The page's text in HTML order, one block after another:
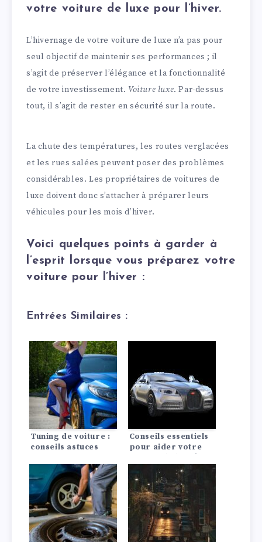
votre voiture de luxe pour l’hiver.
L’hivernage de votre voiture de luxe n’a pas pour
seul objectif de maintenir ses performances ; il
s’agit de préserver l’élégance et la fonctionnalité
de votre investissement. Voiture luxe. Par-dessus
tout, il s’agit de rester en sécurité sur la route.
La chute des températures, les routes verglacées
et les rues salées peuvent poser des problèmes
considérables. Les propriétaires de voitures de
luxe doivent donc s’attacher à préparer leurs
véhicules pour les mois d’hiver.
Voici quelques points à garder à
l’esprit lorsque vous préparez votre
voiture pour l’hiver :
Entrées Similaires :
Tuning de voiture :
conseils astuces
Conseils essentiels
pour aider votre
résister à la chaleur
estivale